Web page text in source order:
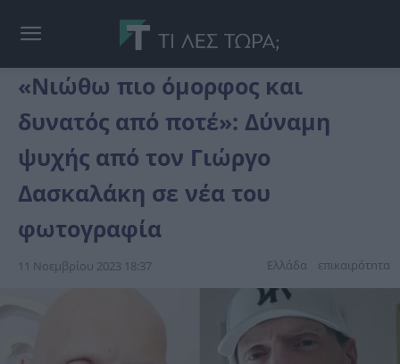
«Νιώθω πιο όμορφος και
δυνατός από ποτέ»: Δύναμη
ψυχής από τον Γιώργο
Δασκαλάκη σε νέα του
φωτογραφία
11 Νοεμβρίου 2023 18:37 Ελλάδα επικαιpότnτα